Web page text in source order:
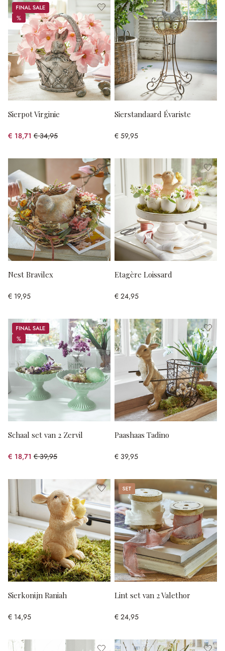
Sale
%
%
Sierpot Virginie
€ 18,71 € 34,95
(46.47% gespart)
Sierstandaard Évariste
€ 59,95
Nest Bravilex
€ 19,95
Etagère Loissard
€ 24,95
Sale
%
%
Schaal set van 2 Zervil
€ 18,71 € 39,95
(53.17% gespart)
Paashaas Tadino
€ 39,95
Sierkonijn Raniah
€ 14,95
Set
Lint set van 2 Valethor
€ 24,95